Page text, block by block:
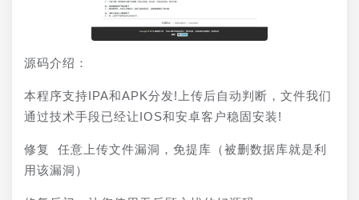
源码介绍：
本程序支持IPA和APK分发!上传后自动判断，文件我们
通过技术手段已经让IOS和安卓客户稳固安装!
修复 任意上传文件漏洞，免提库（被删数据库就是利
用该漏洞）